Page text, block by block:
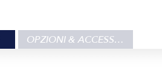
OPZIONI & ACCESSORI